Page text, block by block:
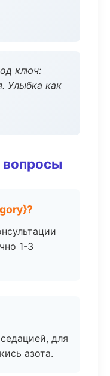
ключ:
Улыбка как
вопросы
1-3
для
азота.